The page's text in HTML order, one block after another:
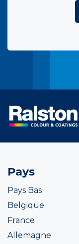
Pays
Pays Bas
Belgique
France
Allemagne